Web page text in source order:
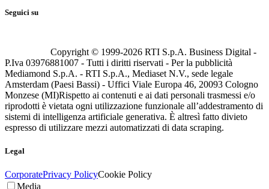
Seguici su
Copyright © 1999-2026 RTI S.p.A. Business Digital -
P.Iva 03976881007 - Tutti i diritti riservati - Per la pubblicità
Mediamond S.p.A. - RTI S.p.A., Mediaset N.V., sede legale
Amsterdam (Paesi Bassi) - Uffici Viale Europa 46, 20093 Cologno
Monzese (MI)Rispetto ai contenuti e ai dati personali trasmessi e/o
riprodotti è vietata ogni utilizzazione funzionale all’addestramento di
sistemi di intelligenza artificiale generativa. È altresì fatto divieto
espresso di utilizzare mezzi automatizzati di data scraping.
Legal
CorporatePrivacy PolicyCookie Policy
Media